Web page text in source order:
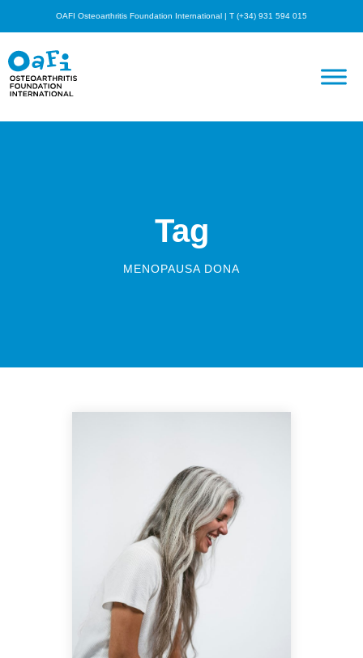
OAFI Osteoarthritis Foundation International | T (+34) 931 594 015
Tag
MENOPAUSA DONA